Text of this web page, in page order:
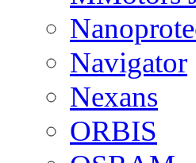
Navigator
Nexans
ORBIS